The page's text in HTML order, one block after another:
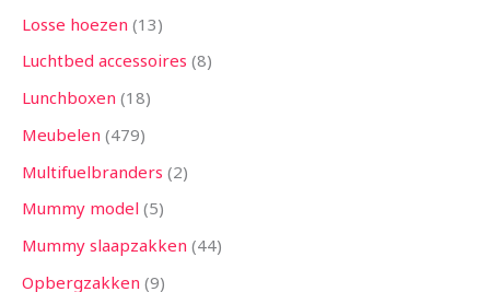
Losse hoezen 13
Luchtbed accessoires 8
Lunchboxen 18
Meubelen 479
Multifuelbranders 2
Mummy model 5
Mummy slaapzakken 44
Opbergzakken 9